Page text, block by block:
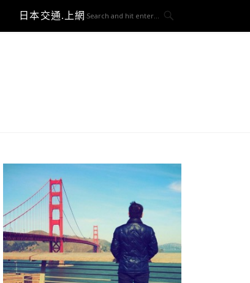
日本交通.上網與3C開箱